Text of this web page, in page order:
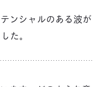
ンシャルのある波が
た。